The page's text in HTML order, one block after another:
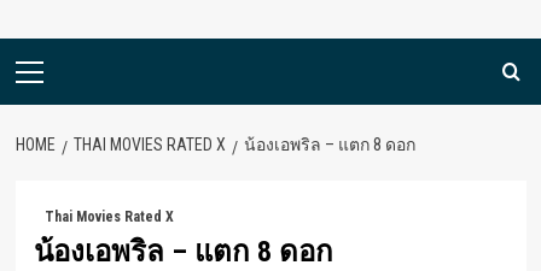
Primary
HOME THAI MOVIES RATED X น้องเอพริล – แตก 8 ดอก
Thai Movies Rated X
น้องเอพริล – แตก 8 ดอก